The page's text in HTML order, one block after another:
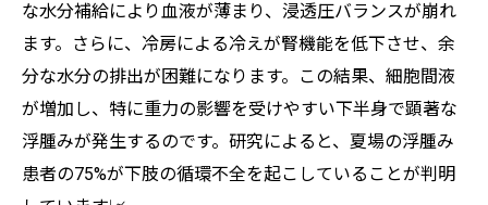
な水分補給により血液が薄まり、浸透圧バランスが崩れ
ます。さらに、冷房による冷えが腎機能を低下させ、余
分な水分の排出が困難になります。この結果、細胞間液
が増加し、特に重力の影響を受けやすい下半身で顕著な
浮腫みが発生するのです。研究によると、夏場の浮腫み
患者の75%が下肢の循環不全を起こしていることが判明